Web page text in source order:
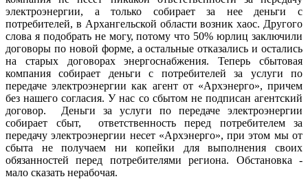
электроэнергии, а только собирает за нее деньги с
потребителей, в Архангельской области возник хаос. Другого
слова я подобрать не могу, потому что 50% юрлиц заключили
договоры по новой форме, а остальные отказались и остались
на старых договорах энергоснабжения. Теперь сбытовая
компания собирает деньги с потребителей за услуги по
передаче электроэнергии как агент от «Архэнерго», причем
без нашего согласия. У нас со сбытом не подписан агентский
договор. Деньги за услуги по передаче электроэнергии
собирает сбыт, ответственность перед потребителем за
передачу электроэнергии несет «Архэнерго», при этом мы от
сбыта не получаем ни копейки для выполнения своих
обязанностей перед потребителями региона. Обстановка -
мало сказать нерабочая.